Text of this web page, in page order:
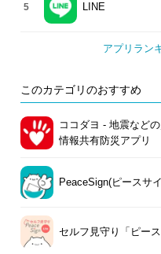
5 LINE
アプリラン
このカテゴリのおすすめ
ココダヨ - 地震など
情報共有防災アプリ
PeaceSign(ピースサ
セルフ見守り「ピー